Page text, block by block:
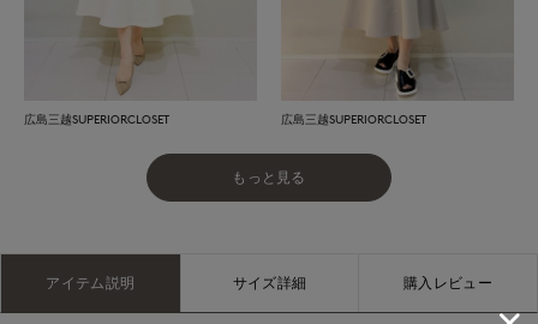
広島三越SUPERIORCLOSET 広島三越SUPERIORCLOSET
もっと見る
アイテム説明 サイズ詳細 購入レビュー